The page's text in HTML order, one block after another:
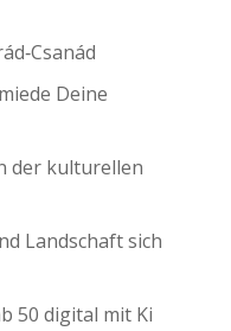
Deine
der kulturellen
Landschaft sich
50 digital mit Ki